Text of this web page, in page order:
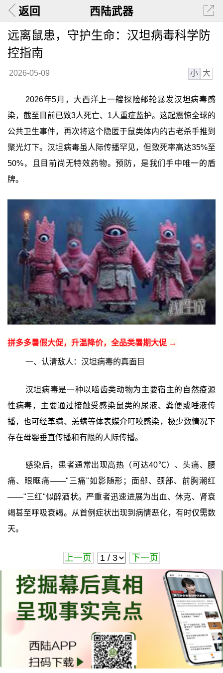
返回 西陆武器
远离鼠患，守护生命：汉坦病毒科学防
控指南
2026-05-09 小 大
2026年5月，大西洋上一艘探险邮轮暴发汉坦病毒感
染，截至目前已致3人死亡、1人重症监护。这起震惊全球的
公共卫生事件，再次将这个隐匿于鼠类体内的古老杀手推到
聚光灯下。汉坦病毒虽人际传播罕见，但致死率高达35%至
50%，且目前尚无特效药物。预防，是我们手中唯一的盾
牌。
拼多多暑假大促，升温降价，全品类暑期大促 →
一、认清敌人：汉坦病毒的真面目
汉坦病毒是一种以啮齿类动物为主要宿主的自然疫源
性病毒，主要通过接触受感染鼠类的尿液、粪便或唾液传
播，也可经革螨、恙螨等体表媒介叮咬感染，极少数情况下
存在母婴垂直传播和有限的人际传播。
感染后，患者通常出现高热（可达40℃）、头痛、腰
痛、眼眶痛——"三痛"如影随形；面部、颈部、前胸潮红
——"三红"似醉酒状。严重者迅速进展为出血、休克、肾衰
竭甚至呼吸衰竭。从首例症状出现到病情恶化，有时仅需数
天。
上一页 下一页